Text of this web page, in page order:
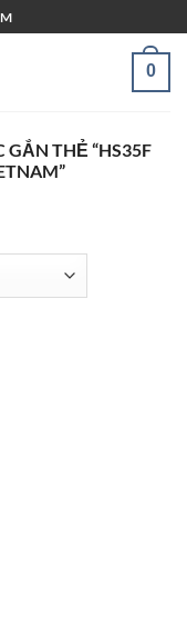
0
THẺ “HS35F